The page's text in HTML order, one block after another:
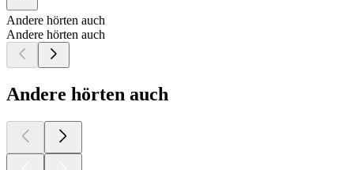
Andere hörten auch
Andere hörten auch
Andere hörten auch